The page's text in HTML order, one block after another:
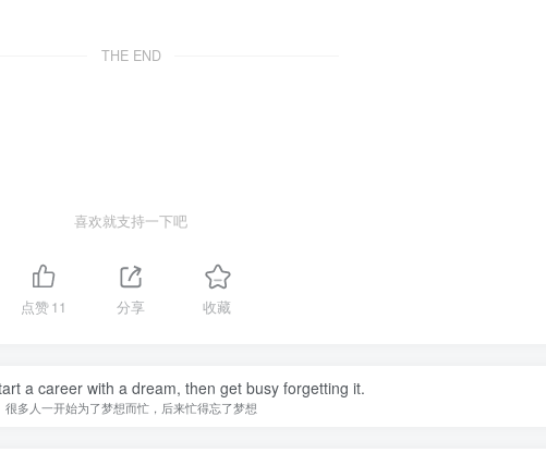
THE END
喜欢就支持一下吧
点赞11 分享 收藏
a career with a dream, then get busy forgetting it.
很多人一开始为了梦想而忙，后来忙得忘了梦想